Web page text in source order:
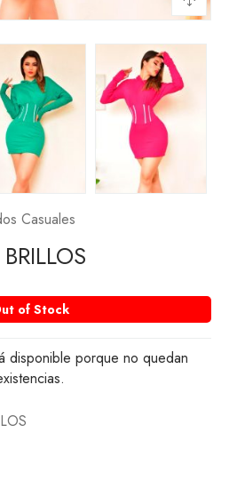
Casuales
of Stock
disponible porque no quedan